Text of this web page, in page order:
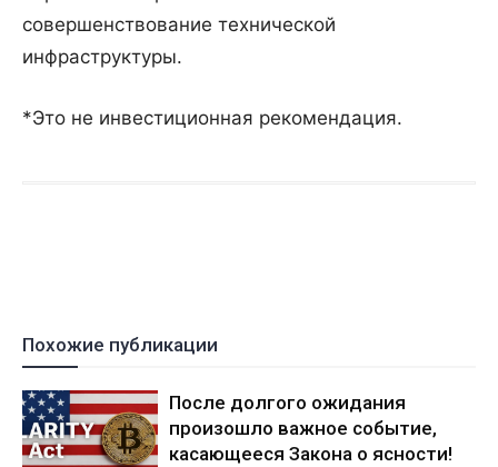
совершенствование технической
инфраструктуры.
*Это не инвестиционная рекомендация.
Похожие публикации
После долгого ожидания
произошло важное событие,
касающееся Закона о ясности!